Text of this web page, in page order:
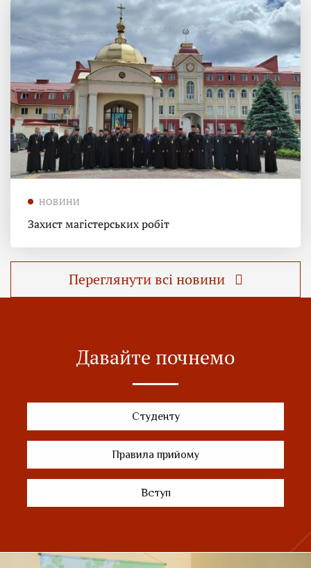
НОВИНИ
Захист магістерських робіт
Переглянути всі новини
Давайте почнемо
Студенту
Правила прийому
Вступ